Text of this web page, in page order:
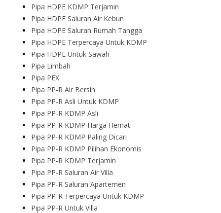
Pipa HDPE KDMP Terjamin
Pipa HDPE Saluran Air Kebun
Pipa HDPE Saluran Rumah Tangga
Pipa HDPE Terpercaya Untuk KDMP
Pipa HDPE Untuk Sawah
Pipa Limbah
Pipa PEX
Pipa PP-R Air Bersih
Pipa PP-R Asli Untuk KDMP
Pipa PP-R KDMP Asli
Pipa PP-R KDMP Harga Hemat
Pipa PP-R KDMP Paling Dicari
Pipa PP-R KDMP Pilihan Ekonomis
Pipa PP-R KDMP Terjamin
Pipa PP-R Saluran Air Villa
Pipa PP-R Saluran Apartemen
Pipa PP-R Terpercaya Untuk KDMP
Pipa PP-R Untuk Villa